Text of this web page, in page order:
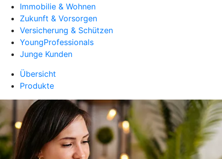
Immobilie & Wohnen
Zukunft & Vorsorgen
Versicherung & Schützen
YoungProfessionals
Junge Kunden
Übersicht
Produkte